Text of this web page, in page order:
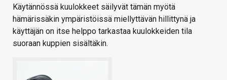
Käytännössä kuulokkeet säilyvät tämän myötä
hämärissäkin ympäristöissä miellyttävän hillittynä ja
käyttäjän on itse helppo tarkastaa kuulokkeiden tila
suoraan kuppien sisältäkin.